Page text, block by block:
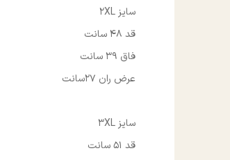
سایز 2XL
قد 48 سانت
فاق 39 سانت
عرض ران 27سانت
سایز 3XL
قد 51 سانت